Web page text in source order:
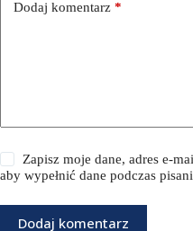
Dodaj komentarz *
Zapisz moje dane, adres e-
aby wypełnić dane podczas
Dodaj komentarz